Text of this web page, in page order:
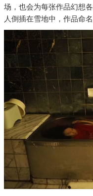
场，也会为每张作品幻想
人倒插在雪地中，作品命